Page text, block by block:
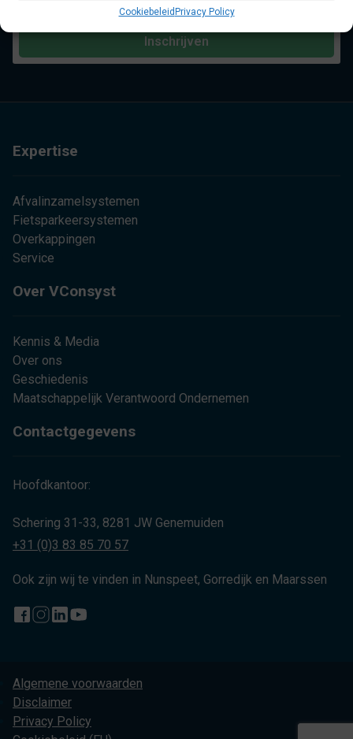
Cookiebeleid Privacy Policy
Inschrijven
Expertise
Afvalinzamelsystemen
Fietsparkeersystemen
Overkappingen
Service
Over VConsyst
Kennis & Media
Over ons
Geschiedenis
Maatschappelijk Verantwoord Ondernemen
Contactgegevens
Hoofdkantoor:
Schering 31-33, 8281 JW Genemuiden
+31 (0)3 83 85 70 57
Ook zijn wij te vinden in Nunspeet, Gorredijk en Maarssen
Algemene voorwaarden
Disclaimer
Privacy Policy